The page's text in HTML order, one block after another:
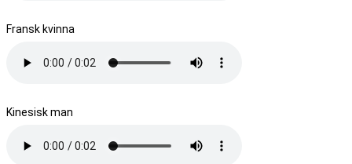
Fransk kvinna
Kinesisk man